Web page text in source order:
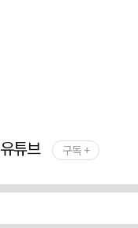
유튜브 구독 +